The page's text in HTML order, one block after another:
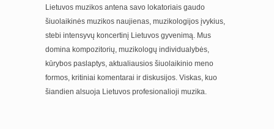
Lietuvos muzikos antena savo lokatoriais gaudo
šiuolaikinės muzikos naujienas, muzikologijos įvykius,
stebi intensyvų koncertinį Lietuvos gyvenimą. Mus
domina kompozitorių, muzikologų individualybės,
kūrybos paslaptys, aktualiausios šiuolaikinio meno
formos, kritiniai komentarai ir diskusijos. Viskas, kuo
šiandien alsuoja Lietuvos profesionalioji muzika.